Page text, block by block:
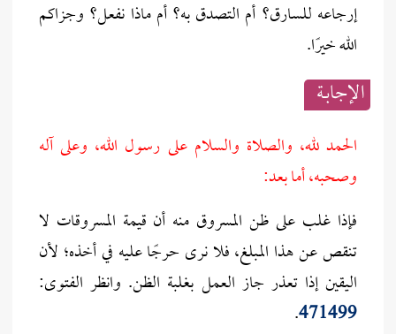
إرجاعه للسارق؟ أم التصدق به؟ أم ماذا نفعل؟ وجزاكم
الله خيرًا.
الإجابــة
الحمد لله، والصلاة والسلام على رسول الله، وعلى آله
وصحبه، أما بعد:
فإذا غلب على ظن المسروق منه أن قيمة المسروقات لا
تنقص عن هذا المبلغ، فلا نرى حرجًا عليه في أخذه؛ لأن
اليقين إذا تعذر جاز العمل بغلبة الظن. وانظر الفتوى:
471499
.